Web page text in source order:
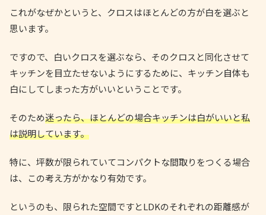
これがなぜかというと、クロスはほとんどの方が白を選ぶと
思います。
ですので、白いクロスを選ぶなら、そのクロスと同化させて
キッチンを目立たせないようにするために、キッチン自体も
白にしてしまった方がいいということです。
そのため迷ったら、ほとんどの場合キッチンは白がいいと私
は説明しています。
特に、坪数が限られていてコンパクトな間取りをつくる場合
は、この考え方がかなり有効です。
というのも、限られた空間ですとLDKのそれぞれの距離感が